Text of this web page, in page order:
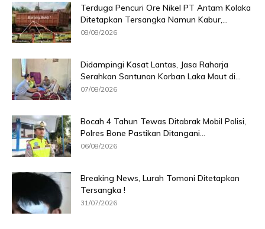
Terduga Pencuri Ore Nikel PT Antam Kolaka
Ditetapkan Tersangka Namun Kabur,...
08/08/2026
Didampingi Kasat Lantas, Jasa Raharja
Serahkan Santunan Korban Laka Maut di...
07/08/2026
Bocah 4 Tahun Tewas Ditabrak Mobil Polisi,
Polres Bone Pastikan Ditangani...
06/08/2026
Breaking News, Lurah Tomoni Ditetapkan
Tersangka !
31/07/2026